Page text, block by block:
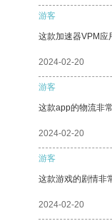
游客
这款加速器VPM应
2024-02-20
游客
这款app的物流非
2024-02-20
游客
这款游戏的剧情非
2024-02-20